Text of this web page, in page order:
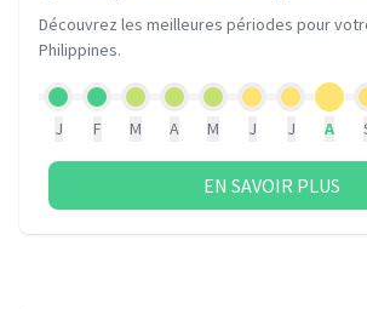
Découvrez les meilleures périodes pour
Philippines.
J F M A M J J A
EN SAVOIR PLUS